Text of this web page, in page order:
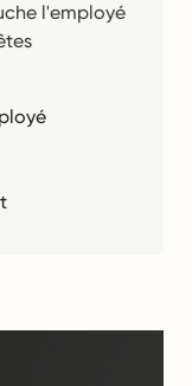
l'employé